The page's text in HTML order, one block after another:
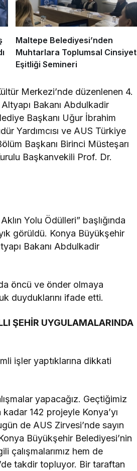
Maltepe Belediyesi’nden
Muhtarlara Toplumsal Cinsiyet
Eşitliği Semineri
Merkezi’nde düzenlenen 4.
Altyapı Bakanı Abdulkadir
Başkanı Uğur İbrahim
Yardımcısı ve AUS Türkiye
Başkanı Birinci Müsteşarı
Başkanvekili Prof. Dr.
Yolu Ödülleri” başlığında
görüldü. Konya Büyükşehir
Bakanı Abdulkadir
öncü ve önder olmaya
duyduklarını ifade etti.
ŞEHİR UYGULAMALARINDA
işler yaptıklarına dikkati
yapacağız. Geçtiğimiz
kadar 142 projeyle Konya’yı
de AUS Zirvesi’nde sayın
Büyükşehir Belediyesi’nin
çalışmalarımız hem de
takdir topluyor. Bir taraftan